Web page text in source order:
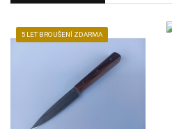
5 LET BROUŠENÍ ZDARMA